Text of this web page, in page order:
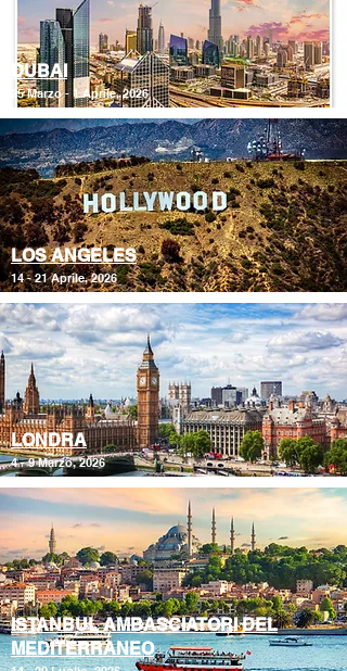
DUBAI
25 Marzo - 1 Aprile, 2026
LOS ANGELES
14 - 21 Aprile, 2026
LONDRA
4 - 9 Marzo, 2026
ISTANBUL AMBASCIATORI DEL
MEDITERRANEO